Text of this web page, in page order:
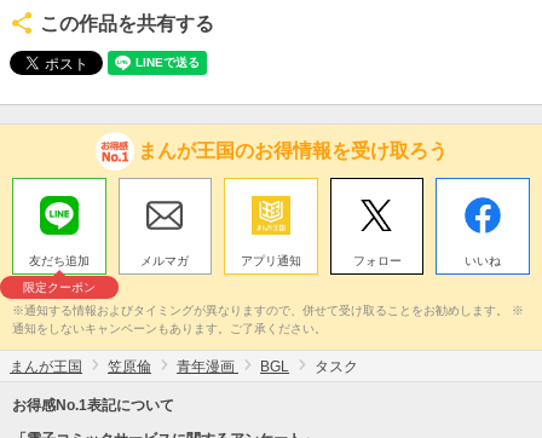
この作品を共有する
まんが王国のお得情報を受け取ろう
友だち追加
限定クーポン
メルマガ アプリ通知 フォロー いいね
※通知する情報およびタイミングが異なりますので、併せて受け取ることをお勧めします。 ※
通知をしないキャンペーンもあります。ご了承ください。
まんが王国 笠原倫 青年漫画 BGL タスク
お得感No.1表記について